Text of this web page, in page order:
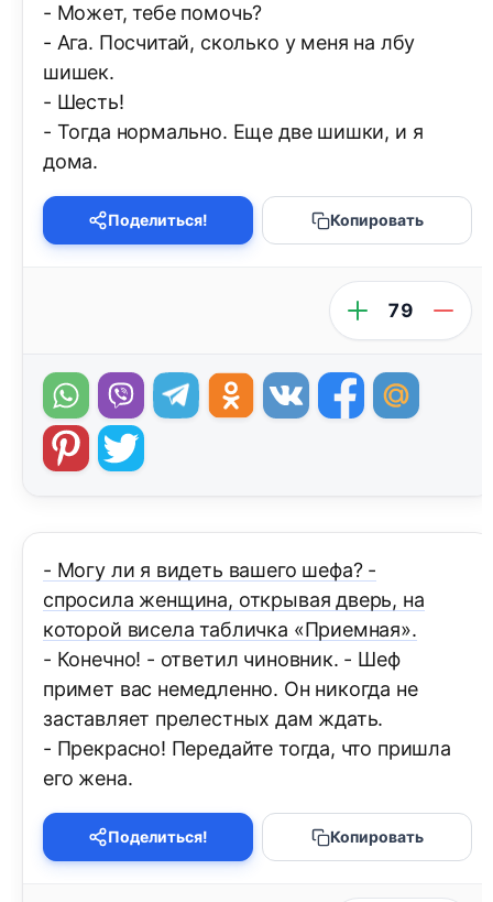
- Может, тебе помочь?
- Ага. Посчитай, сколько у меня на лбу
шишек.
- Шесть!
- Тогда нормально. Еще две шишки, и я
дома.
Поделиться! Копировать
79
- Могу ли я видеть вашего шефа? -
спросила женщина, открывая дверь, на
которой висела табличка «Приемная».
- Конечно! - ответил чиновник. - Шеф
примет вас немедленно. Он никогда не
заставляет прелестных дам ждать.
- Прекрасно! Передайте тогда, что пришла
его жена.
Поделиться! Копировать